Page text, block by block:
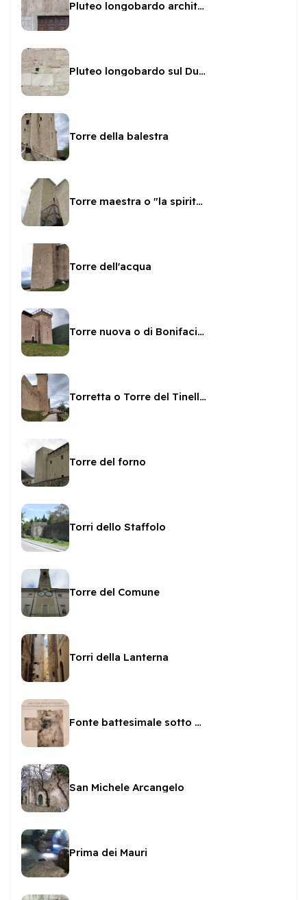
Pluteo longobardo architrave di San Gregorio
Pluteo longobardo sul Duomo
Torre della balestra
Torre maestra o "la spiritata"
Torre dell'acqua
Torre nuova o di Bonifacio IX
Torretta o Torre del Tinello o Mezzana
Torre del forno
Torri dello Staffolo
Torre del Comune
Torri della Lanterna
Fonte battesimale sotto Palazzo Pianciani
San Michele Arcangelo
Prima dei Mauri